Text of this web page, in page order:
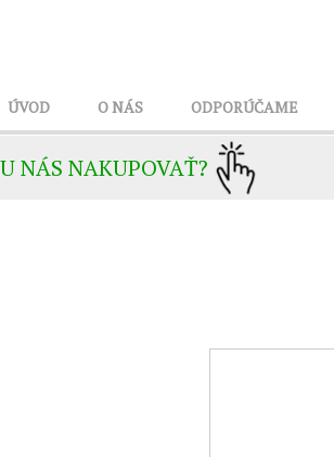
ÚVOD O NÁS ODPORÚČAME
NÁS NAKUPOVAŤ?